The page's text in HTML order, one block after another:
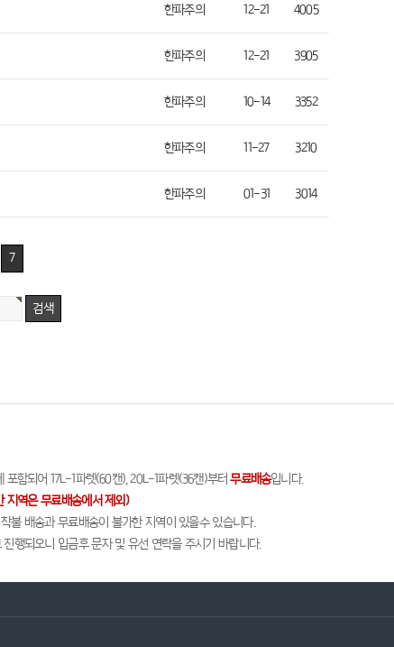
한파주의 12-21 4005
한파주의 12-21 3905
한파주의 10-14 3352
한파주의 11-27 3210
한파주의 01-31 3014
7
포함되어 17L-1파렛(60캔), 20L-1파렛(36캔)부터무료배송입니다.
지역은 무료배송에서 제외)
불 배송과 무료배송이 불가한 지역이 있을수 있습니다.
행되오니 입금후 문자 및 유선 연락을 주시기 바랍니다.